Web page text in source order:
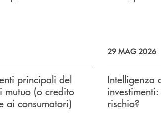
principali del
mutuo (o credito
ai consumatori)
29 MAG 2026
Intelligenza
rischio?